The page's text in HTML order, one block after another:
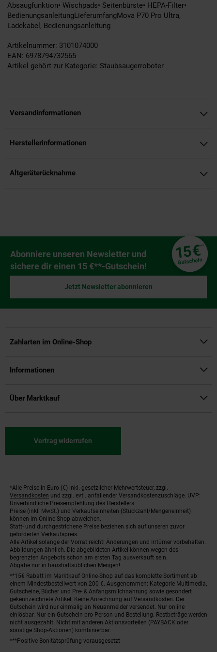
Absaugfunktion• Wischpads• Seitenbürste• HEPA-Filter•
BedienungsanleitungLieferumfangMova P70 Pro Ultra,
Ladekabel, Bedienungsanleitung
Artikelnummer: 3101074000
EAN: 6978794732565
Artikel gehört zur Kategorie: Staubsaugerroboter
Versandinformationen
Herstellerinformationen
Altgeräterücknahme
Newsletter Anmeldung
Abonniere unseren Newsletter und
sichere dir einen 15 €**-Gutschein!
15€**
Gutschein
Jetzt Newsletter abonnieren
Zahlarten im Online-Shop
Informationen
Über Marktkauf
Vertrag widerrufen
Fußnoten
*Alle Preise in Euro (€) inkl. gesetzlicher Mehrwertsteuer, zzgl.
Versandkosten und zzgl. evtl. anfallender Versandkostenzuschläge. UVP:
Unverbindliche Preisempfehlung des Herstellers.
Preise (inkl. MwSt.) und Verkaufseinheiten (Stückzahl/Mengeneinheit)
können im Online-Shop abweichen.
Statt- und durchgestrichene Preise beziehen sich auf unseren zuvor
geforderten Verkaufspreis.
Alle Artikel solange der Vorrat reicht! Änderungen und Irrtümer vorbehalten.
Abbildungen ähnlich. Die abgebildeten Artikel können wegen des
begrenzten Angebots schon am ersten Tag ausverkauft sein.
Abgabe nur in haushaltsüblichen Mengen!
**15€ Rabatt im Marktkauf Online-Shop auf das komplette Sortiment ab
einem Mindestbestellwert von 200 €. Ausgenommen: Kategorie Multimedia,
Gutscheine, Bücher und Pre- & Anfangsmilchnahrung sowie gesondert
gekennzeichnete Artikel. Keine Anrechnung auf Versandkosten. Der
Gutschein wird nur einmalig an Neuanmelder versendet. Nur online
einlösbar. Nur ein Gutschein pro Person und Bestellung. Restbeträge werden
nicht ausgezahlt. Nicht mit anderen Aktionsvorteilen (PAYBACK oder
sonstige Shop-Aktionen) kombinierbar.
***Positive Bonitätsprüfung vorausgesetzt